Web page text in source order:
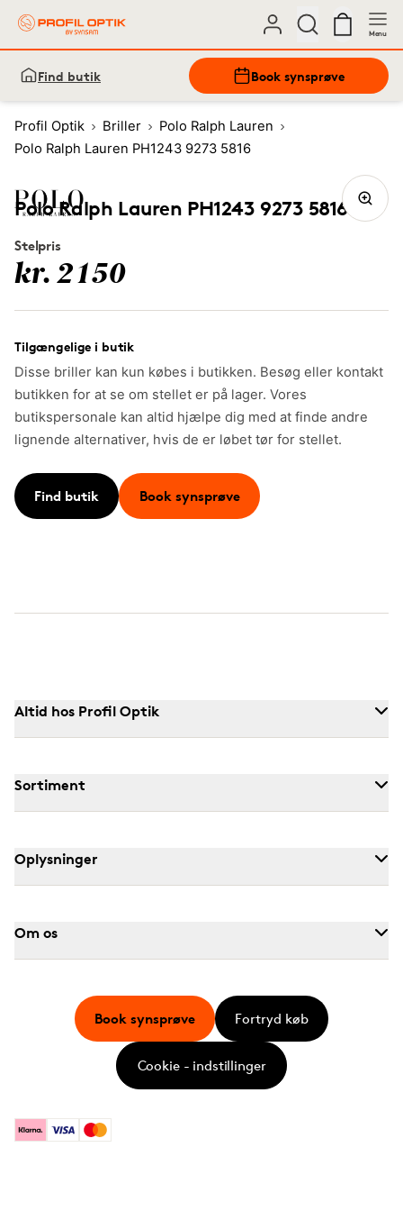
Menu
Find butik Book synsprøve
Profil Optik Briller
Polo Ralph Lauren
Polo Ralph Lauren PH1243 9273 5816
Polo Ralph Lauren PH1243 9273 5816
Stelpris
kr. 2150
Tilgængelige i butik
Disse briller kan kun købes i butikken. Besøg eller kontakt
butikken for at se om stellet er på lager. Vores
butikspersonale kan altid hjælpe dig med at finde andre
lignende alternativer, hvis de er løbet tør for stellet.
Find butik Book synsprøve
Altid hos Profil Optik
Sortiment
Oplysninger
Om os
KlarnaVisa Mastercard
Book synsprøve Fortryd køb
Cookie - indstillinger